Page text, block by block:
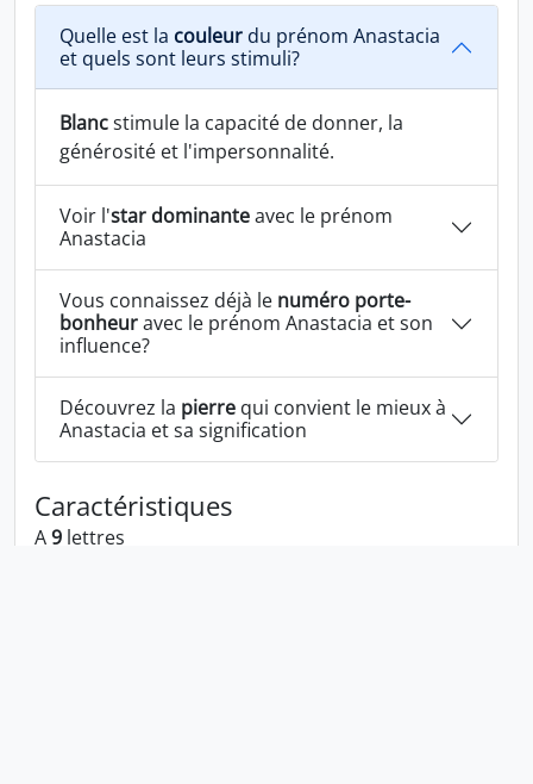
Quelle est la couleur du prénom Anastacia
et quels sont leurs stimuli?
Blancstimule la capacité de donner, la
générosité et l'impersonnalité.
Voir l'star dominanteavec le prénom
Anastacia
Vous connaissez déjà le numéro porte-
bonheuravec le prénom Anastacia et son
influence?
Découvrez la pierre qui convient le mieux à
Anastacia et sa signification
Caractéristiques
A9 lettres